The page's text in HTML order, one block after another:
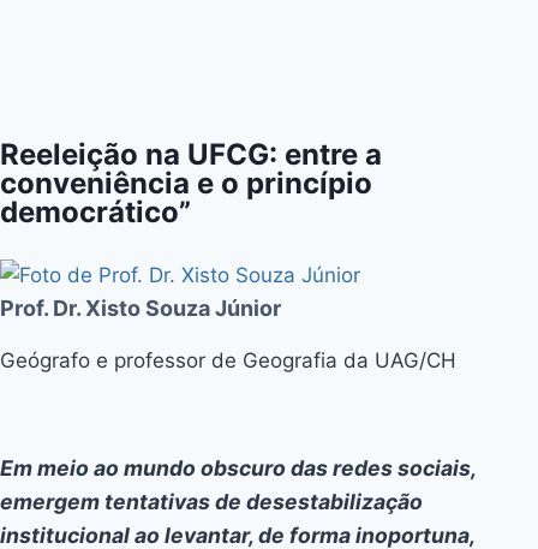
Reeleição na UFCG: entre a
conveniência e o princípio
democrático”
Prof. Dr. Xisto Souza Júnior
Geógrafo e professor de Geografia da UAG/CH
Em meio ao mundo obscuro das redes sociais,
emergem tentativas de desestabilização
institucional ao levantar, de forma inoportuna,